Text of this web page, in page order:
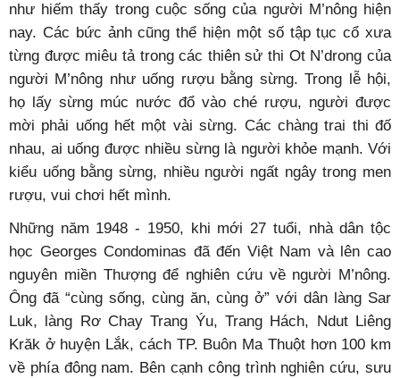
như hiếm thấy trong cuộc sống của người M’nông hiện
nay. Các bức ảnh cũng thể hiện một số tập tục cổ xưa
từng được miêu tả trong các thiên sử thi Ot N’drong của
người M’nông như uống rượu bằng sừng. Trong lễ hội,
họ lấy sừng múc nước đổ vào ché rượu, người được
mời phải uống hết một vài sừng. Các chàng trai thi đố
nhau, ai uống được nhiều sừng là người khỏe mạnh. Với
kiểu uống bằng sừng, nhiều người ngất ngây trong men
rượu, vui chơi hết mình.
Những năm 1948 - 1950, khi mới 27 tuổi, nhà dân tộc
học Georges Condominas đã đến Việt Nam và lên cao
nguyên miền Thượng để nghiên cứu về người M’nông.
Ông đã “cùng sống, cùng ăn, cùng ở” với dân làng Sar
Luk, làng Rơ Chay Trang Ýu, Trang Hách, Ndut Liêng
Krăk ở huyện Lắk, cách TP. Buôn Ma Thuột hơn 100 km
về phía đông nam. Bên cạnh công trình nghiên cứu, sưu